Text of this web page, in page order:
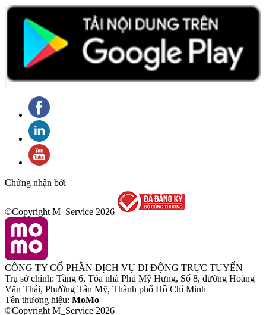
Chứng nhận bởi
©Copyright M_Service 2026
CÔNG TY CỔ PHẦN DỊCH VỤ DI ĐỘNG TRỰC TUYẾN
Trụ sở chính: Tầng 6, Tòa nhà Phú Mỹ Hưng, Số 8, đường Hoàng
Văn Thái, Phường Tân Mỹ, Thành phố Hồ Chí Minh
Tên thương hiệu: MoMo
©Copyright M_Service 2026